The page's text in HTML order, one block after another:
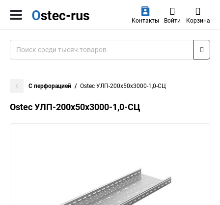
Контакты Войти Корзина
С перфорацией Ostec УЛП-200х50х3000-1,0-СЦ
Ostec УЛП-200х50х3000-1,0-СЦ